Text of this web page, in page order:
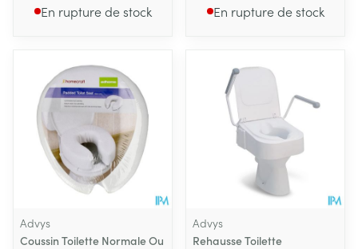
En rupture de stock En rupture de stock
Advys
Coussin Toilette Normale Ou
Advys
Rehausse Toilette